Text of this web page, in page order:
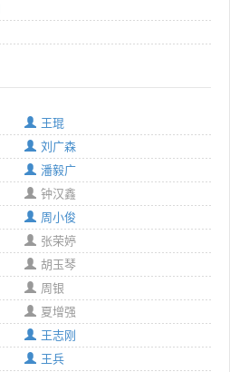
王琨
刘广森
潘毅广
钟汉鑫
周小俊
张荣婷
胡玉琴
周银
夏增强
王志刚
王兵